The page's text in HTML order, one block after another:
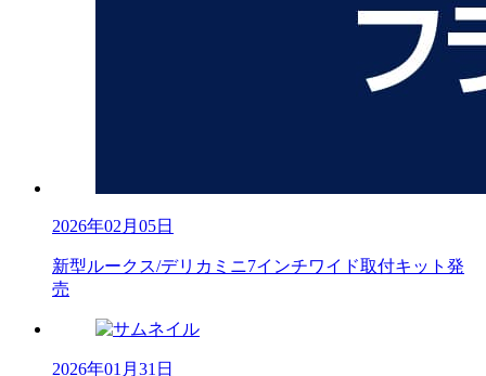
2026年02月05日
新型ルークス/デリカミニ7インチワイド取付キット発
売
2026年01月31日